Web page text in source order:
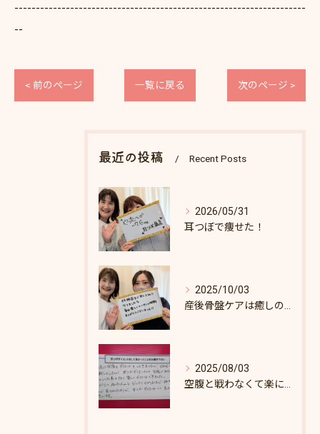
--------------------------------------------------------------------
--
< 前のページ 一覧に戻る 次のページ >
最近の投稿 Recent Posts
2026/05/31
耳つぼで痩せた！
2025/10/03
2025/08/03